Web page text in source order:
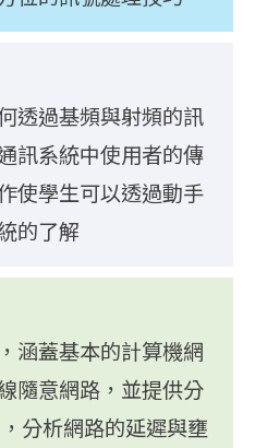
透過基頻與射頻的訊
訊系統中使用者的傳
使學生可以透過動手
的了解
涵蓋基本的計算機網
隨意網路，並提供分
分析網路的延遲與壅